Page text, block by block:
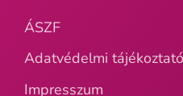
ÁSZF
Adatvédelmi tájékoztató
Impresszum